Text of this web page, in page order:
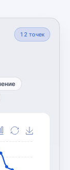
12 точек